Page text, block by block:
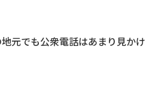
元でも公衆電話はあまり見かけ